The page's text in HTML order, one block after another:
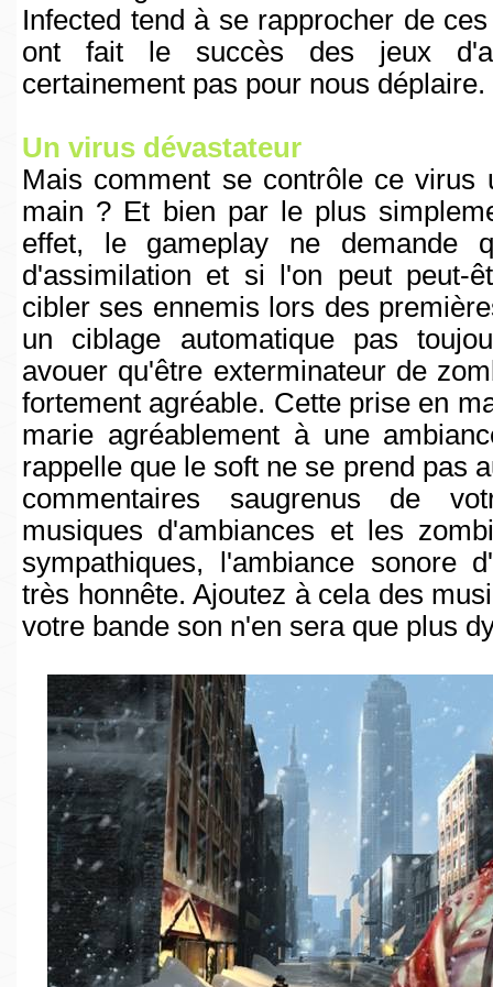
Infected tend à se rapprocher de
ont fait le succès des jeux
certainement pas pour nous déplaire.
Un virus dévastateur
Mais comment se contrôle ce virus
main ? Et bien par le plus
effet, le gameplay ne demande
d'assimilation et si l'on peut peut-
cibler ses ennemis lors des
un ciblage automatique pas
avouer qu'être exterminateur de
fortement agréable. Cette prise en
marie agréablement à une
rappelle que le soft ne se prend pas
commentaires saugrenus de
musiques d'ambiances et les
sympathiques, l'ambiance sonore
très honnête. Ajoutez à cela des
votre bande son n'en sera que plus